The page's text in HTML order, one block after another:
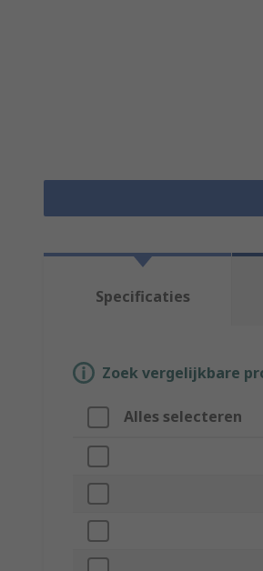
Specificaties
Zoek vergelijkbare
Alles selecteren